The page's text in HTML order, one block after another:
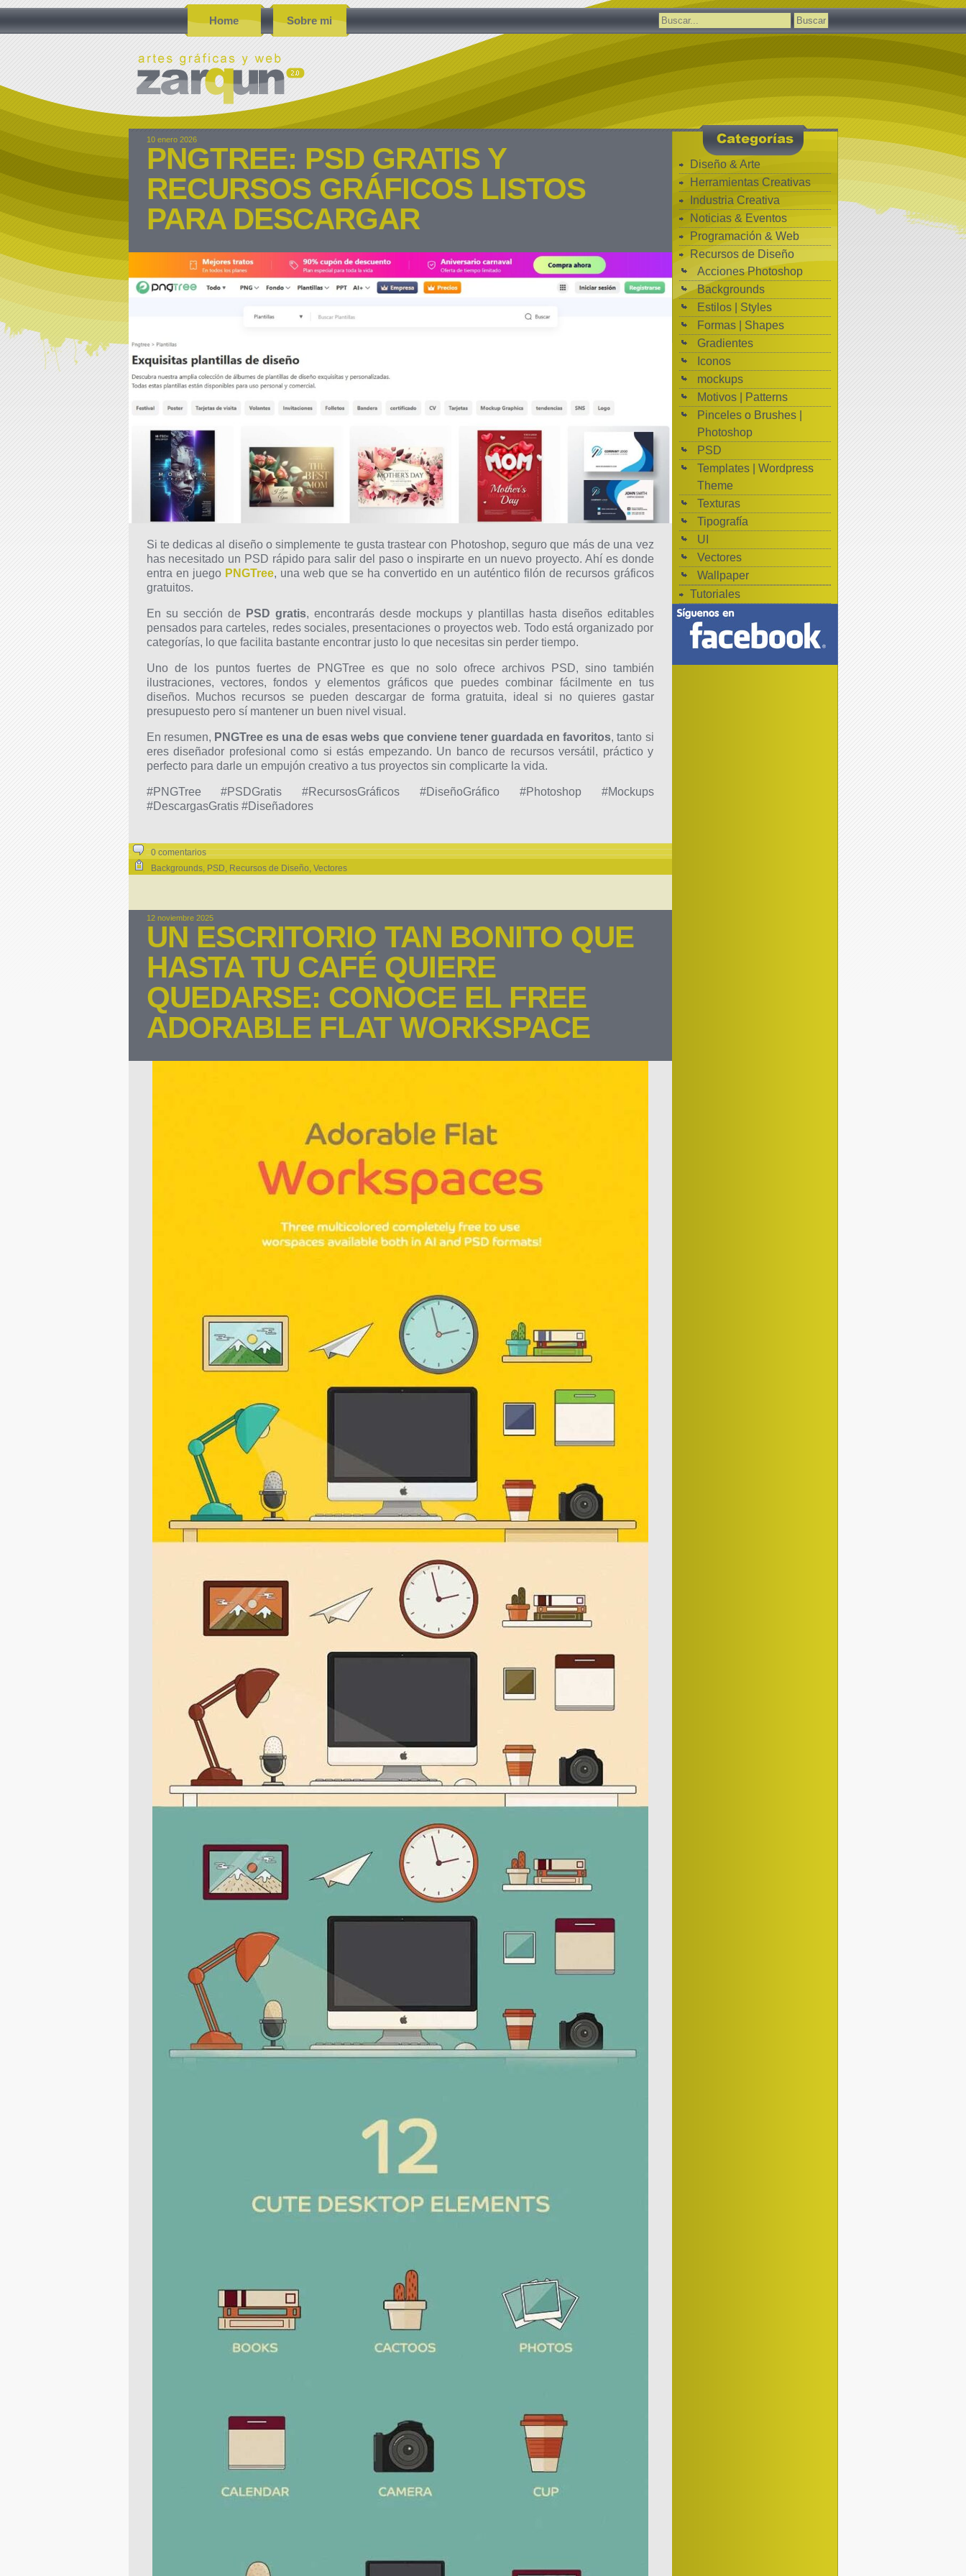
Home Sobre mi Buscar:
10 enero 2026
PNGTREE: PSD GRATIS Y
RECURSOS GRÁFICOS LISTOS
PARA DESCARGAR
Si te dedicas al diseño o simplemente te gusta trastear con Photoshop, seguro que más de una vez
has necesitado un PSD rápido para salir del paso o inspirarte en un nuevo proyecto. Ahí es donde
entra en juego PNGTree, una web que se ha convertido en un auténtico filón de recursos gráficos
gratuitos.
En su sección de PSD gratis, encontrarás desde mockups y plantillas hasta diseños editables
pensados para carteles, redes sociales, presentaciones o proyectos web. Todo está organizado por
categorías, lo que facilita bastante encontrar justo lo que necesitas sin perder tiempo.
Uno de los puntos fuertes de PNGTree es que no solo ofrece archivos PSD, sino también
ilustraciones, vectores, fondos y elementos gráficos que puedes combinar fácilmente en tus
diseños. Muchos recursos se pueden descargar de forma gratuita, ideal si no quieres gastar
presupuesto pero sí mantener un buen nivel visual.
En resumen, PNGTree es una de esas webs que conviene tener guardada en favoritos, tanto si
eres diseñador profesional como si estás empezando. Un banco de recursos versátil, práctico y
perfecto para darle un empujón creativo a tus proyectos sin complicarte la vida.
#PNGTree #PSDGratis #RecursosGráficos #DiseñoGráfico #Photoshop #Mockups
#DescargasGratis #Diseñadores
0 comentarios
Backgrounds, PSD, Recursos de Diseño, Vectores
12 noviembre 2025
UN ESCRITORIO TAN BONITO QUE
HASTA TU CAFÉ QUIERE
QUEDARSE: CONOCE EL FREE
ADORABLE FLAT WORKSPACE
Diseño & Arte
Herramientas Creativas
Industria Creativa
Noticias & Eventos
Programación & Web
Recursos de Diseño
Acciones Photoshop
Backgrounds
Estilos | Styles
Formas | Shapes
Gradientes
Iconos
mockups
Motivos | Patterns
Pinceles o Brushes |
Photoshop
PSD
Templates | Wordpress
Theme
Texturas
Tipografía
UI
Vectores
Wallpaper
Tutoriales